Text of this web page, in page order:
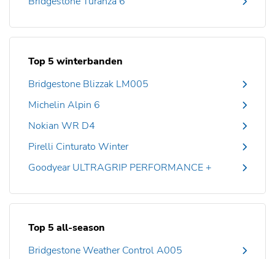
Top 5 winterbanden
Bridgestone Blizzak LM005
Michelin Alpin 6
Nokian WR D4
Pirelli Cinturato Winter
Goodyear ULTRAGRIP PERFORMANCE +
Top 5 all-season
Bridgestone Weather Control A005